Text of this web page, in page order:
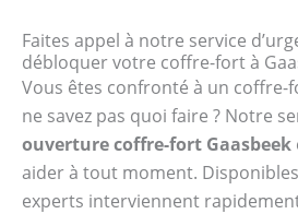
Faites appel à notre service
débloquer votre coffre-fort à
Vous êtes confronté à un coffre-
ne savez pas quoi faire ? Notre
ouverture coffre-fort Gaasbeek
aider à tout moment.
experts interviennent